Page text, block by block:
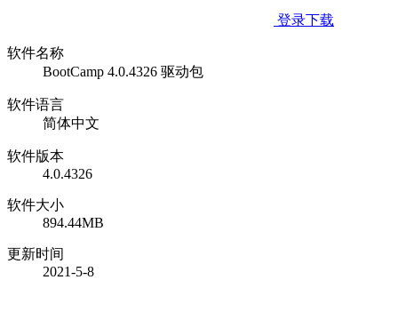
登录下载
软件名称
BootCamp 4.0.4326 驱动包
软件语言
简体中文
软件版本
4.0.4326
软件大小
894.44MB
更新时间
2021-5-8